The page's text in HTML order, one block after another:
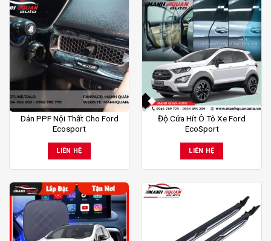
Dán PPF Nội Thất Cho Ford
Ecosport
LIÊN HỆ
Độ Cửa Hít Ô Tô Xe Ford
EcoSport
LIÊN HỆ